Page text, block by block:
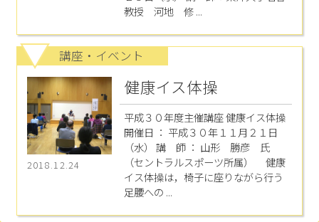
教授 河地 修 ...
講座・イベント
2018.12.24
健康イス体操
平成３０年度主催講座 健康イス体操
開催日 ： 平成３０年１１月２１日
（水） 講 師 ： 山形 勝彦 氏
（セントラルスポーツ所属） 健康
イス体操は，椅子に座りながら行う
足腰への ...